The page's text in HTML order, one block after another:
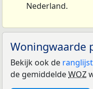
Nederland.
Woningwaarde
Bekijk ook de
de gemiddeldeWOZ